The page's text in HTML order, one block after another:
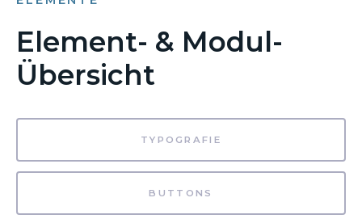
Element- & Modul-
Übersicht
TYPOGRAFIE
BUTTONS